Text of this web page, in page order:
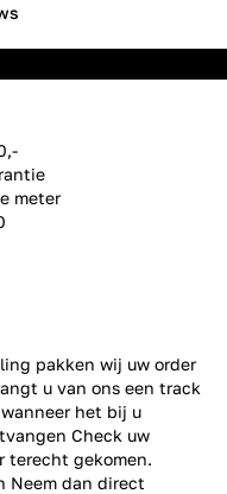
meter
pakken wij uw order
u van ons een track
het bij u
Check uw
terecht gekomen.
Neem dan direct